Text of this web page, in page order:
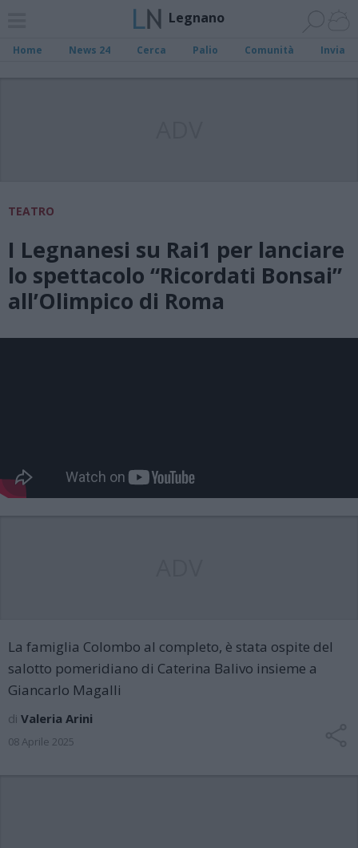
Legnano
Home News 24 Cerca Palio Comunità Invia
TEATRO
I Legnanesi su Rai1 per lanciare
lo spettacolo “Ricordati Bonsai”
all’Olimpico di Roma
La famiglia Colombo al completo, è stata ospite del
salotto pomeridiano di Caterina Balivo insieme a
Giancarlo Magalli
di Valeria Arini
08 Aprile 2025